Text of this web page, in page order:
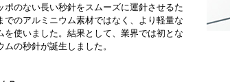
ポのない長い秒針をスムーズに運針させるた
でのアルミニウム素材ではなく、より軽量な
を使いました。結果として、業界では初とな
ムの秒針が誕生しました。